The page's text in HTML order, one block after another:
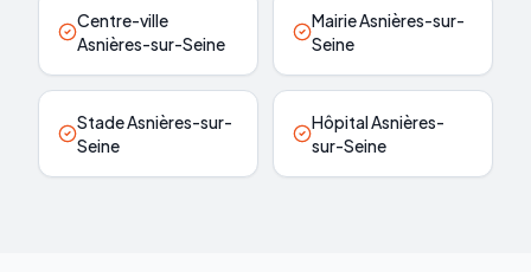
Centre-ville
Asnières-sur-Seine
Mairie Asnières-sur-
Seine
Stade Asnières-sur-
Seine
Hôpital Asnières-
sur-Seine